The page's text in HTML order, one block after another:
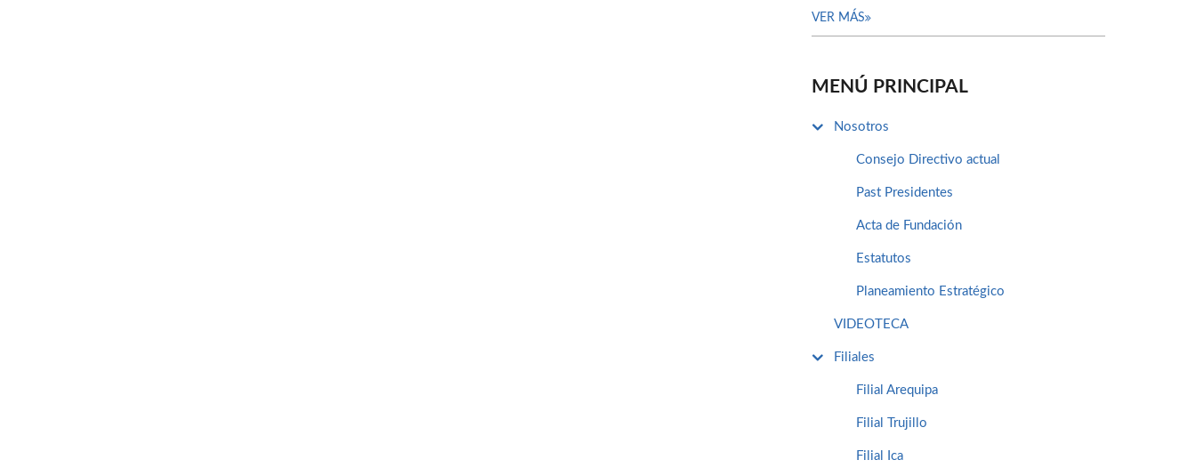
VER MÁS
MENÚ PRINCIPAL
Nosotros
Consejo Directivo actual
Past Presidentes
Acta de Fundación
Estatutos
Planeamiento Estratégico
VIDEOTECA
Filiales
Filial Arequipa
Filial Trujillo
Filial Ica